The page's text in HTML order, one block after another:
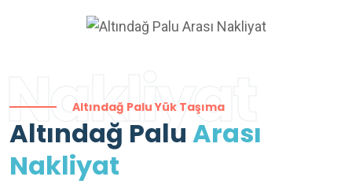
Nakliyat
Altındağ Palu Yük Taşıma
Altındağ Palu Arası
Nakliyat